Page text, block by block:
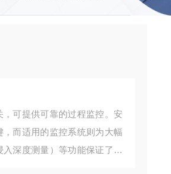
可提供可靠的过程监控。安
而适用的监控系统则为大幅
深度测量）等功能保证了冲